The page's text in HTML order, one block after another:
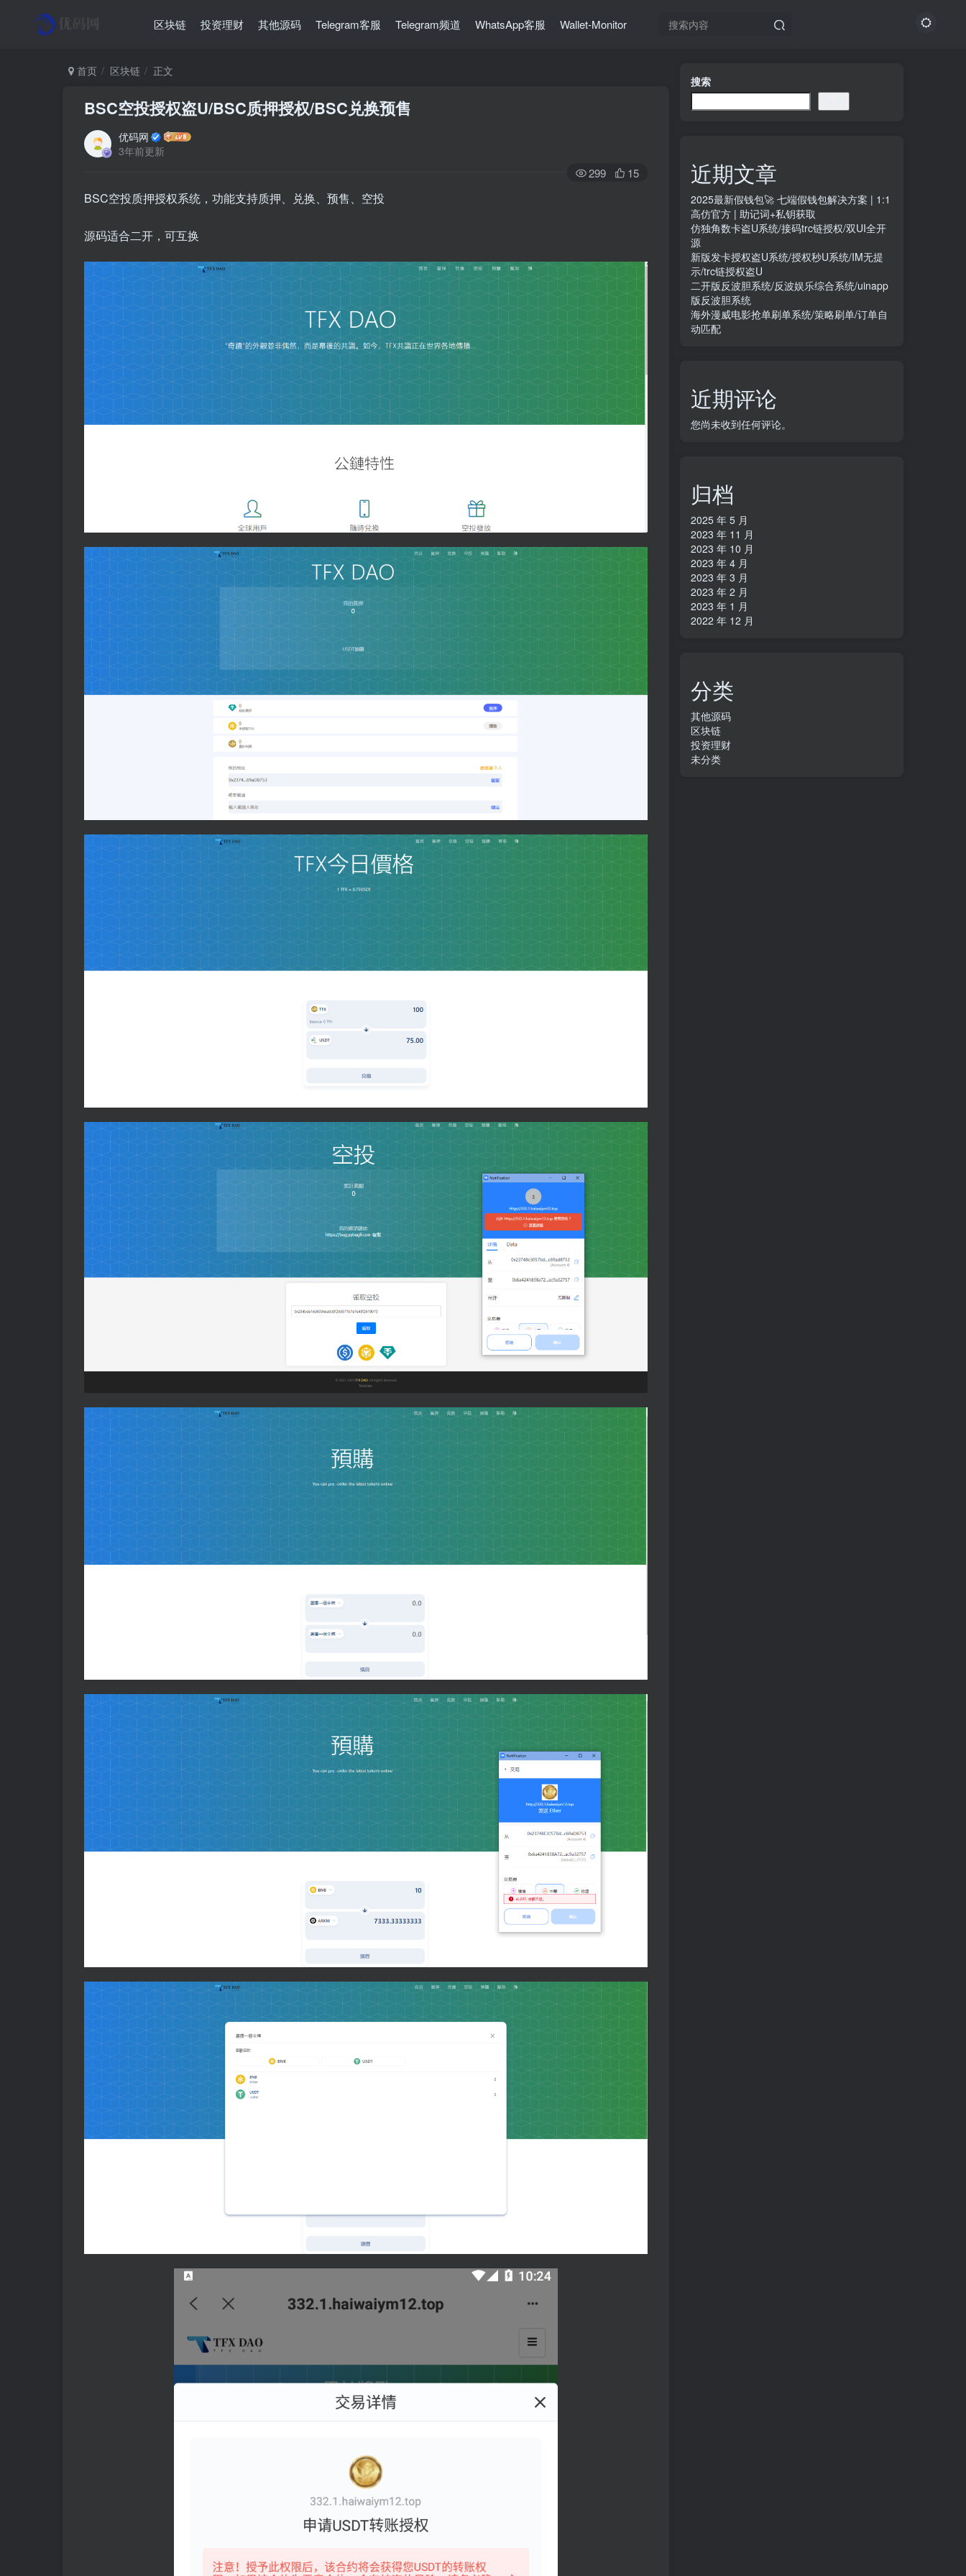
区块链 投资理财 其他源码 Telegram客服 Telegram频道 WhatsApp客服 Wallet-Monitor
首页 区块链 正文
BSC空投授权盗U/BSC质押授权/BSC兑换预售
优码网
3年前更新
299 15
BSC空投质押授权系统，功能支持质押、兑换、预售、空投
源码适合二开，可互换
搜索
近期文章
2025最新假钱包🚀 七端假钱包解决方案 | 1:1
高仿官方 | 助记词+私钥获取
仿独角数卡盗U系统/接码trc链授权/双UI全开
源
新版发卡授权盗U系统/授权秒U系统/IM无提
示/trc链授权盗U
二开版反波胆系统/反波娱乐综合系统/uinapp
版反波胆系统
海外漫威电影抢单刷单系统/策略刷单/订单自
动匹配
近期评论
您尚未收到任何评论。
归档
2025 年 5 月
2023 年 11 月
2023 年 10 月
2023 年 4 月
2023 年 3 月
2023 年 2 月
2023 年 1 月
2022 年 12 月
分类
其他源码
区块链
投资理财
未分类